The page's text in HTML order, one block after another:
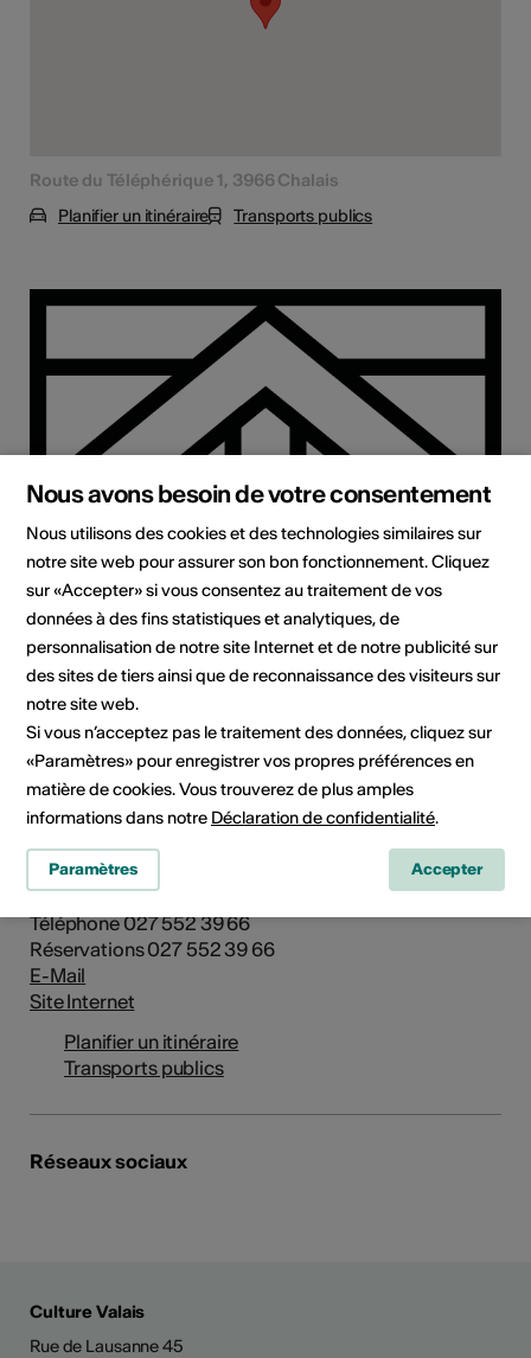
Route du Téléphérique 1, 3966 Chalais
Planifier un itinéraire
Transports publics
Institution / organisation
Le Kabaret
Route du Téléphérique 1
3966 Chalais
Téléphone 027 552 39 66
Réservations 027 552 39 66
E-Mail
Site Internet
Planifier un itinéraire
Transports publics
Réseaux sociaux
Culture Valais
Rue de Lausanne 45
Nous avons besoin de votre consentement
Nous utilisons des cookies et des technologies similaires sur
notre site web pour assurer son bon fonctionnement. Cliquez
sur «Accepter» si vous consentez au traitement de vos
données à des fins statistiques et analytiques, de
personnalisation de notre site Internet et de notre publicité sur
des sites de tiers ainsi que de reconnaissance des visiteurs sur
notre site web.
Si vous n’acceptez pas le traitement des données, cliquez sur
«Paramètres» pour enregistrer vos propres préférences en
matière de cookies. Vous trouverez de plus amples
informations dans notre Déclaration de confidentialité.
Paramètres Accepter